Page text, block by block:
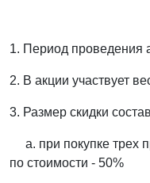
1. Период проведения
2. В акции участвует
3. Размер скидки
a. при покупке трех
по стоимости - 50%